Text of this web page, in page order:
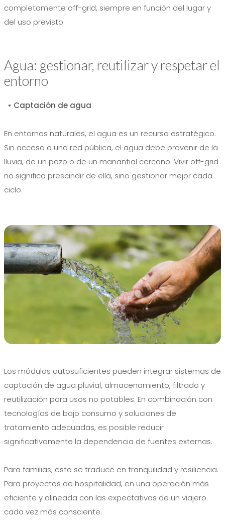
completamente off-grid, siempre en función del lugar y
del uso previsto.
Agua: gestionar, reutilizar y respetar el
entorno
• Captación de agua
En entornos naturales, el agua es un recurso estratégico.
Sin acceso a una red pública, el agua debe provenir de la
lluvia, de un pozo o de un manantial cercano. Vivir off-grid
no significa prescindir de ella, sino gestionar mejor cada
ciclo.
Los módulos autosuficientes pueden integrar sistemas de
captación de agua pluvial, almacenamiento, filtrado y
reutilización para usos no potables. En combinación con
tecnologías de bajo consumo y soluciones de
tratamiento adecuadas, es posible reducir
significativamente la dependencia de fuentes externas.
Para familias, esto se traduce en tranquilidad y resiliencia.
Para proyectos de hospitalidad, en una operación más
eficiente y alineada con las expectativas de un viajero
cada vez más consciente.